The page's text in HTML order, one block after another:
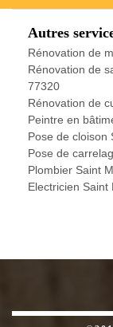
Autres
Rénovation de
Rénovation de
77320
Rénovation de
Peintre en
Pose de cloison
Pose de
Plombier Saint
Electricien